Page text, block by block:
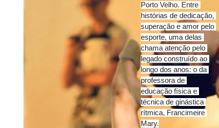
Porto Velho. Entre
histórias de dedicação,
superação e amor pelo
esporte, uma delas
chama atenção pelo
legado construído ao
longo dos anos: o da
professora de
educação física e
técnica de ginástica
rítmica, Francimeire
Mary.